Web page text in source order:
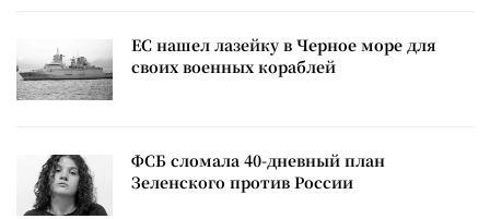
ЕС нашел лазейку в Черное море для
своих военных кораблей
ФСБ сломала 40-дневный план
Зеленского против России